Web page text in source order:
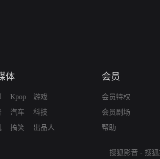
体
Kpop
汽车
搞笑
游戏
科技
出品人
会员
会员特权
会员剧场
帮助
搜狐影音 - 搜